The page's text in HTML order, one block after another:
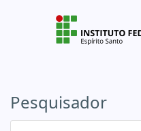
Pesquisador